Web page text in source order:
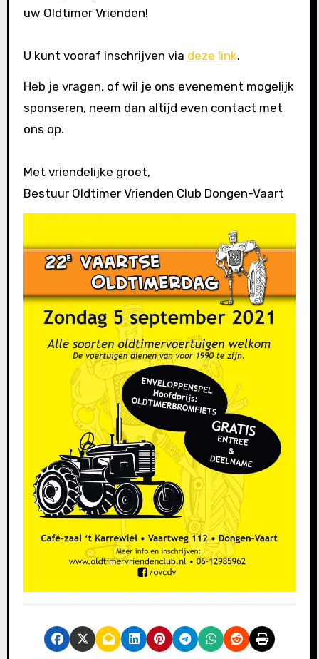
uw Oldtimer Vrienden!
U kunt vooraf inschrijven via deze link.
Heb je vragen, of wil je ons evenement mogelijk
sponseren, neem dan altijd even contact met
ons op.
Met vriendelijke groet,
Bestuur Oldtimer Vrienden Club Dongen-Vaart